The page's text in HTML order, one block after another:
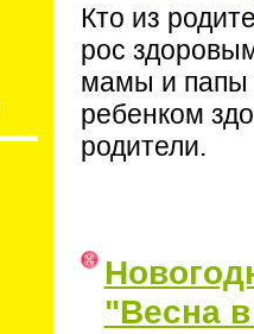
Кто из
рос
мамы и папы
ребенком
родители.
"Весна